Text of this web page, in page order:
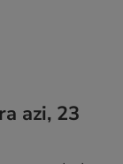
azi, 23